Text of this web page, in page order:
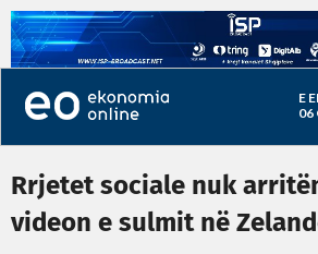
E
06
Rrjetet sociale nuk
videon e sulmit në